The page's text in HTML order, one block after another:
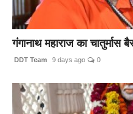
गंगानाथ महाराज का
DDT Team 9 days ago 0